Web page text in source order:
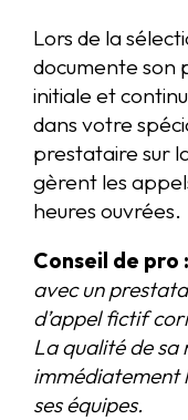
Lors de la
documente son
initiale et
dans votre
prestataire sur
gèrent les
heures ouvrées.
Conseil de pro :
avec un
d’appel fictif
La qualité de sa
immédiatement
ses équipes.